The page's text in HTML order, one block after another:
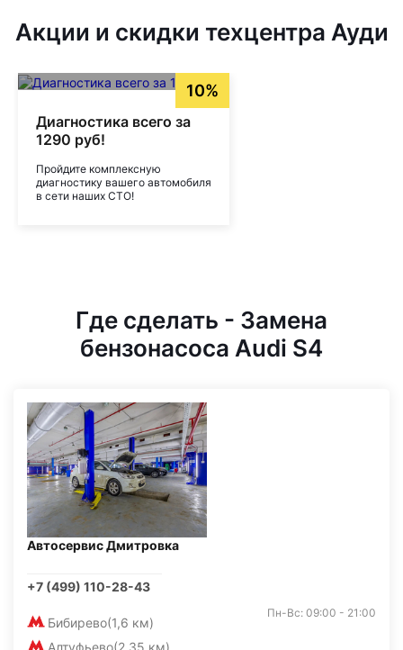
Акции и скидки техцентра Ауди
10%
Диагностика всего за
1290 руб!
Пройдите комплексную
диагностику вашего автомобиля
в сети наших СТО!
Где сделать - Замена
бензонасоса Audi S4
Автосервис Дмитровка
+7 (499) 110-28-43
Бибирево(1,6 км)
Алтуфьево(2,35 км)
Пн-Вс: 09:00 - 21:00